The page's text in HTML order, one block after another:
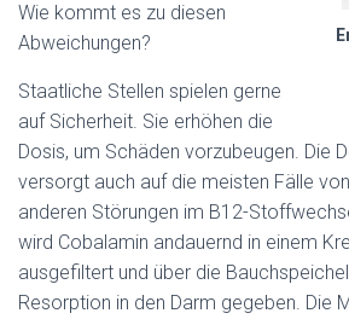
Wie kommt es zu diesen
Abweichungen?
Staatliche Stellen spielen gerne
auf Sicherheit. Sie erhöhen die
Dosis, um Schäden vorzubeugen. Die
versorgt auch auf die meisten Fälle
anderen Störungen im B12-
wird Cobalamin andauernd in einem
ausgefiltert und über die
Resorption in den Darm gegeben. Die